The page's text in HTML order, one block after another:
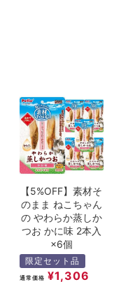
【5%OFF】素材そ
のまま ねこちゃん
の やわらか蒸しか
つお かに味 2本入
×6個
限定セット品
通常価格 ¥1,306